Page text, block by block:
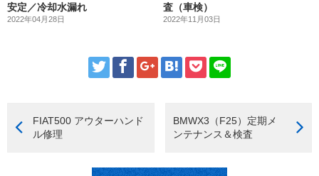
安定／冷却水漏れ
2022年04月28日
査（車検）
2022年11月03日
FIAT500 アウターハンド
ル修理
BMWX3（F25）定期メ
ンテナンス＆検査